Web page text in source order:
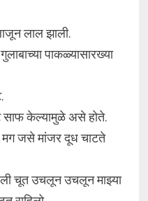
लाल झाली.
पाकळ्यासारख्या
साफ केल्यामुळे असे होते.
मग जसे मांजर दूध चाटते
चूत उचलून उचलून माझ्या